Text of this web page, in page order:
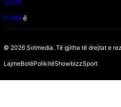
Sport
Politikë
© 2026 Sotmedia. Të gjitha të drejtat e
LajmeBotëPolikitëShowbizzSport